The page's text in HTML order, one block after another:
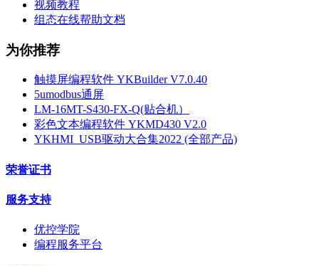
视频教程
组态在线帮助文档
为你推荐
触摸屏编程软件 YKBuilder V7.0.40
5umodbus通屏
LM-16MT-S430-FX-Q(贴合机）
彩色文本编程软件 YKMD430 V2.0
YKHMI_USB驱动大合集2022 (全部产品)
荣誉证书
服务支持
优控学院
编程服务平台